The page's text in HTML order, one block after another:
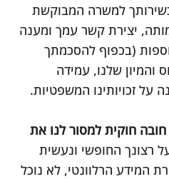
למשרה המבוקשת
יצירת קשר עמך ומענה
(בכפוף להסכמתך
והמיון שלנו, עמידה
על זכויותינו המשפטיות.
חוקית למסור לנו את
רצונך החופשי ונעשית
המידע הרלוונטי, לא נוכל